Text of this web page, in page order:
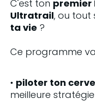
C'est ton premier
Ultratrail, ou tout
ta vie ?
Ce programme
• piloter ton
meilleure